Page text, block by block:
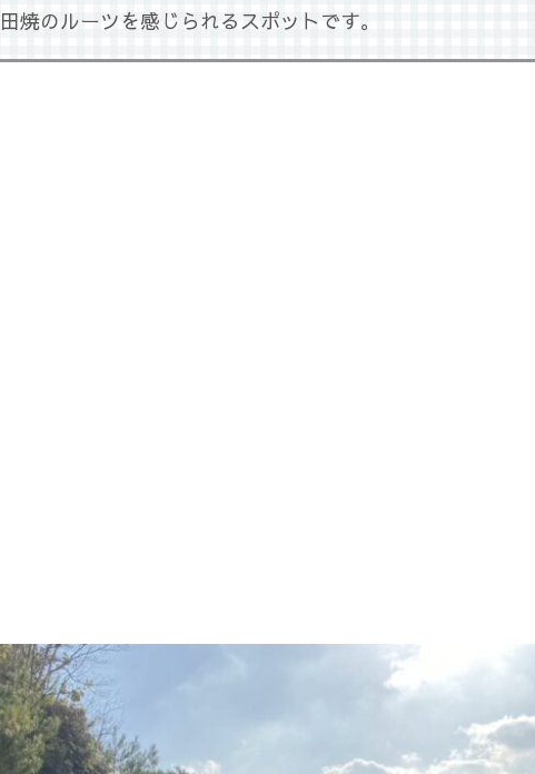
焼のルーツを感じられるスポットです。